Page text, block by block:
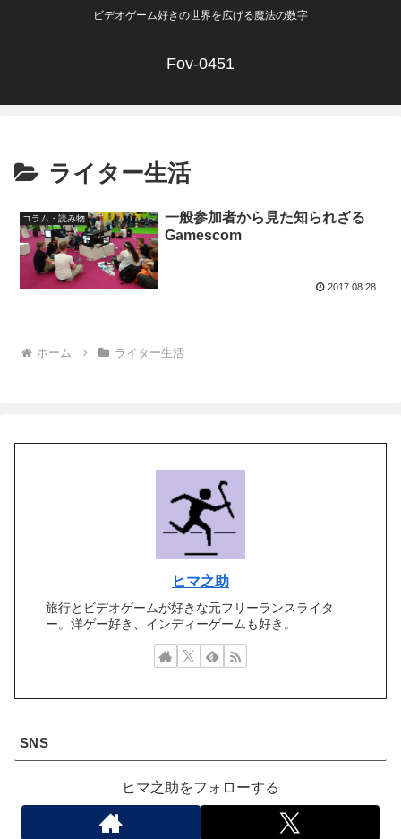
ビデオゲーム好きの世界を広げる魔法の数字
Fov-0451
ライター生活
コラム・読み物
一般参加者から見た知られざる
Gamescom
2017.08.28
ホーム ライター生活
ヒマ之助
旅行とビデオゲームが好きな元フリーランスライタ
ー。洋ゲー好き、インディーゲームも好き。
SNS
ヒマ之助をフォローする